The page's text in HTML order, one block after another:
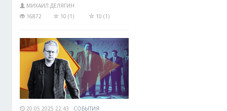
МИХАИЛ ДЕЛЯГИН
16872
10 (1) 10 (1)
20.05.2025 22:43 СОБЫТИЯ